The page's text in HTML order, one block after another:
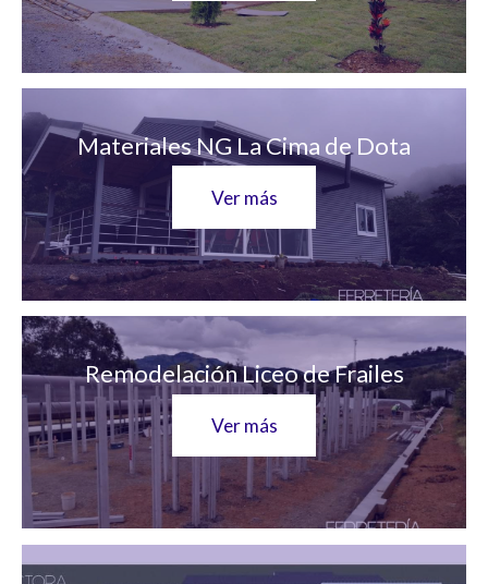
Materiales NG La Cima de Dota
Ver más
Remodelación Liceo de Frailes
Ver más